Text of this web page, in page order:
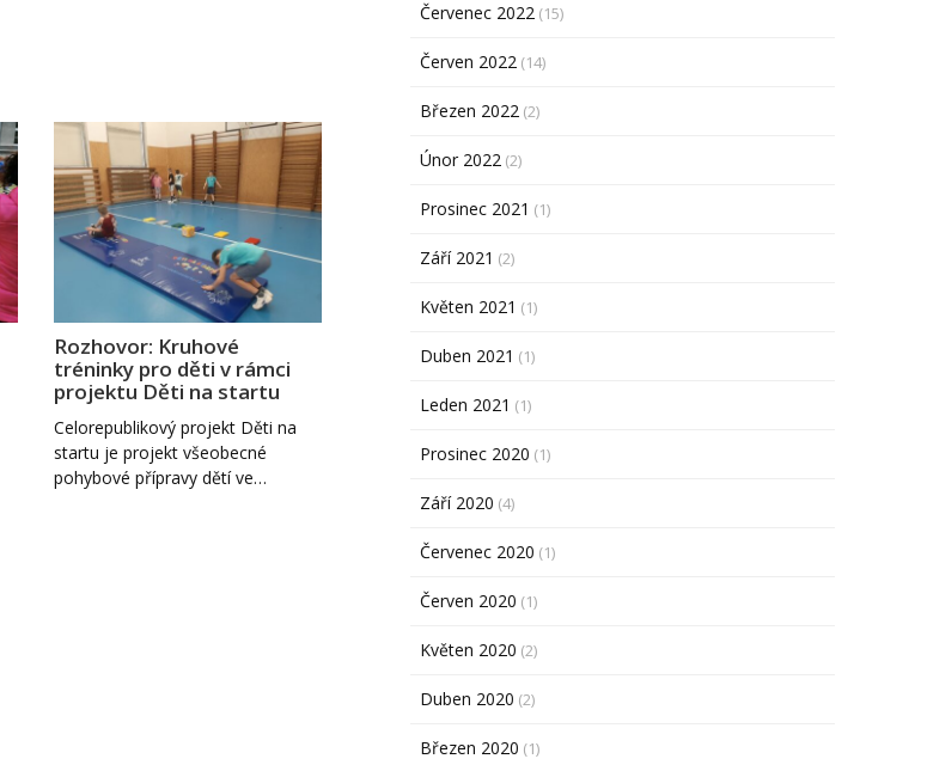
Rozhovor: Kruhové
tréninky pro děti v rámci
projektu Děti na startu
Celorepublikový projekt Děti na
startu je projekt všeobecné
pohybové přípravy dětí ve…
Červenec 2022(15)
Červen 2022(14)
Březen 2022(2)
Únor 2022(2)
Prosinec 2021 (1)
Září 2021 (2)
Květen 2021 (1)
Duben 2021 (1)
Leden 2021 (1)
Prosinec 2020 (1)
Září 2020 (4)
Červenec 2020 (1)
Červen 2020 (1)
Květen 2020 (2)
Duben 2020 (2)
Březen 2020 (1)